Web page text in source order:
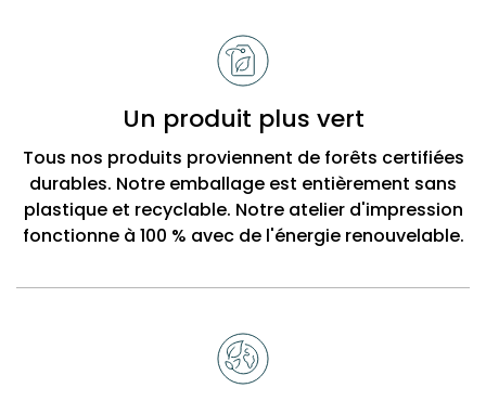
Un produit plus vert
Tous nos produits proviennent de forêts certifiées
durables. Notre emballage est entièrement sans
plastique et recyclable. Notre atelier d'impression
fonctionne à 100 % avec de l'énergie renouvelable.